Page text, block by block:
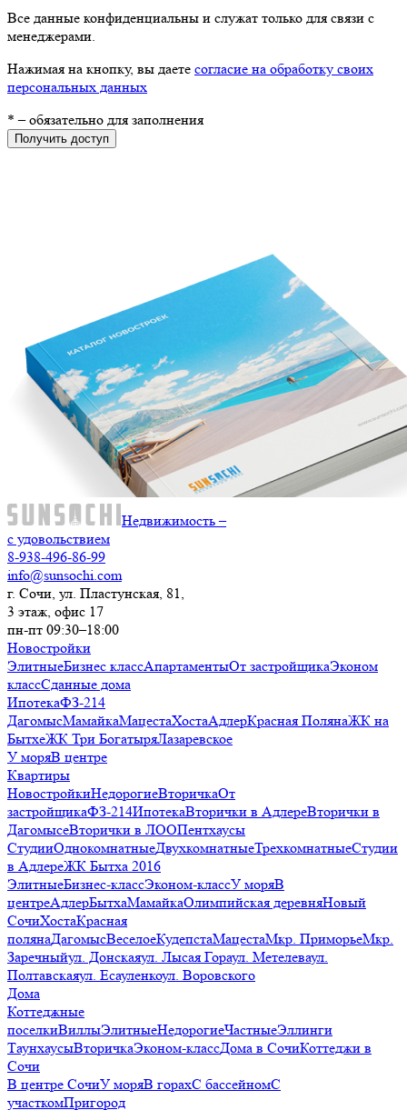
Все данные конфиденциальны и служат только для связи с
менеджерами.
Нажимая на кнопку, вы даете согласие на обработку своих
персональных данных
* – обязательно для заполнения
Получить доступ
Недвижимость –
с удовольствием
8-938-496-86-99
info@sunsochi.com
г. Сочи, ул. Пластунская, 81,
3 этаж, офис 17
пн-пт 09:30–18:00
Новостройки
ЭлитныеБизнес классАпартаментыОт застройщикаЭконом
классСданные дома
ИпотекаФЗ-214
ДагомысМамайкаМацестаХостаАдлерКрасная ПолянаЖК на
БытхеЖК Три БогатыряЛазаревское
У моряВ центре
Квартиры
НовостройкиНедорогиеВторичкаОт
застройщикаФЗ-214ИпотекаВторички в АдлереВторички в
ДагомысеВторички в ЛООПентхаусы
СтудииОднокомнатныеДвухкомнатныеТрехкомнатныеСтудии
в АдлереЖК Бытха 2016
ЭлитныеБизнес-классЭконом-классУ моряВ
центреАдлерБытхаМамайкаОлимпийская деревняНовый
СочиХостаКрасная
полянаДагомысВеселоеКудепстаМацестаМкр. ПриморьеМкр.
Заречныйул. Донскаяул. Лысая Гораул. Метелеваул.
Полтавскаяул. Есауленкоул. Воровского
Дома
Коттеджные
поселкиВиллыЭлитныеНедорогиеЧастныеЭллинги
ТаунхаусыВторичкаЭконом-классДома в СочиКоттеджи в
Сочи
В центре СочиУ моряВ горахС бассейномС
участкомПригород